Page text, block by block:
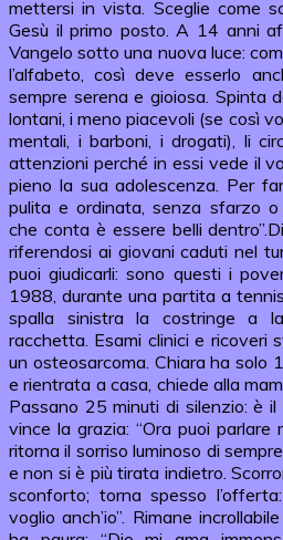
mettersi in vista. Sceglie come
Gesù il primo posto. A 14 anni
Vangelo sotto una nuova luce:
l’alfabeto, così deve esserlo
sempre serena e gioiosa. Spinta
lontani, i meno piacevoli (se così
mentali, i barboni, i drogati), li
attenzioni perché in essi vede il
pieno la sua adolescenza. Per
pulita e ordinata, senza sfarzo o
che conta è essere belli
riferendosi ai giovani caduti nel
puoi giudicarli: sono questi i
1988, durante una partita a
spalla sinistra la costringe a
racchetta. Esami clinici e ricoveri
un osteosarcoma. Chiara ha solo
e rientrata a casa, chiede alla
Passano 25 minuti di silenzio: è il
vince la grazia: “Ora puoi parlare
ritorna il sorriso luminoso di
e non si è più tirata indietro.
sconforto; torna spesso
voglio anch’io”. Rimane